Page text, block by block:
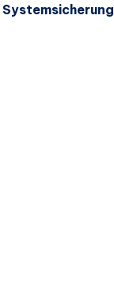
Systemsicherung